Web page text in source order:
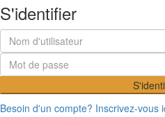
S'identifier
Besoin d'un compte? Inscrivez-vous